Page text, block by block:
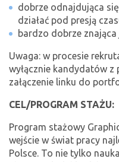
dobrze odnajdująca
działać pod presją
bardzo dobrze znająca
Uwaga: w procesie
wyłącznie kandydatów
załączenie linku do
CEL/PROGRAM STAŻU:
Program stażowy
wejście w świat pracy
Polsce. To nie tylko